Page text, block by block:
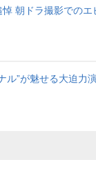
朝ドラ撮影での
ル”が魅せる大迫力